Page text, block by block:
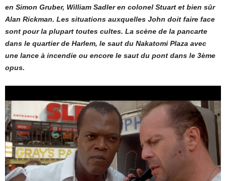
en Simon Gruber, William Sadler en colonel Stuart et bien sûr
Alan Rickman. Les situations auxquelles John doit faire face
sont pour la plupart toutes cultes. La scène de la pancarte
dans le quartier de Harlem, le saut du Nakatomi Plaza avec
une lance à incendie ou encore le saut du pont dans le 3ème
opus.